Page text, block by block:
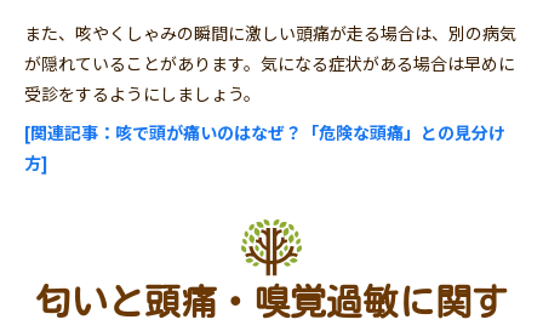
また、咳やくしゃみの瞬間に激しい頭痛が走る場合は、別の病気
が隠れていることがあります。気になる症状がある場合は早めに
受診をするようにしましょう。
[関連記事：咳で頭が痛いのはなぜ？「危険な頭痛」との見分け
方]
匂いと頭痛・嗅覚過敏に関す